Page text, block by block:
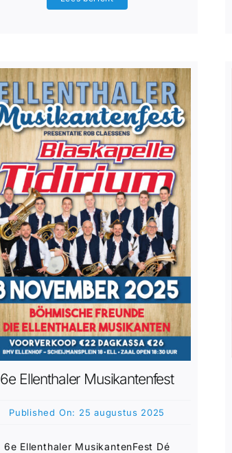
6e Ellenthaler Musikantenfest
Published On: 25 augustus 2025
6e Ellenthaler MusikantenFest Dé